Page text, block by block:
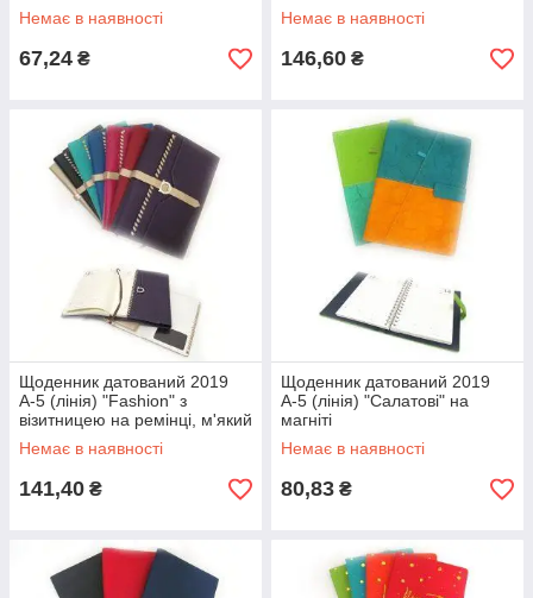
Немає в наявності
67,24 ₴
Немає в наявності
146,60 ₴
Щоденник датований 2019
А-5 (лінія) "Fashion" з
візитницею на ремінці, м'який
Немає в наявності
141,40 ₴
Щоденник датований 2019
А-5 (лінія) "Салатові" на
магніті
Немає в наявності
80,83 ₴